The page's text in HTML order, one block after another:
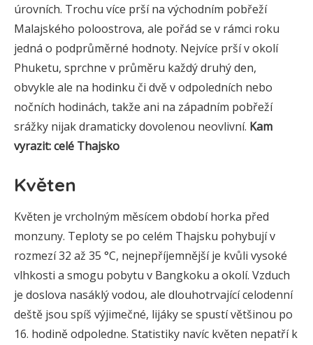
úrovních. Trochu více prší na východním pobřeží
Malajského poloostrova, ale pořád se v rámci roku
jedná o podprůměrné hodnoty. Nejvíce prší v okolí
Phuketu, sprchne v průměru každý druhý den,
obvykle ale na hodinku či dvě v odpoledních nebo
nočních hodinách, takže ani na západním pobřeží
srážky nijak dramaticky dovolenou neovlivní. Kam
vyrazit: celé Thajsko
Květen
Květen je vrcholným měsícem období horka před
monzuny. Teploty se po celém Thajsku pohybují v
rozmezí 32 až 35 °C, nejnepříjemnější je kvůli vysoké
vlhkosti a smogu pobytu v Bangkoku a okolí. Vzduch
je doslova nasáklý vodou, ale dlouhotrvající celodenní
deště jsou spíš výjimečné, lijáky se spustí většinou po
16. hodině odpoledne. Statistiky navíc květen nepatří k